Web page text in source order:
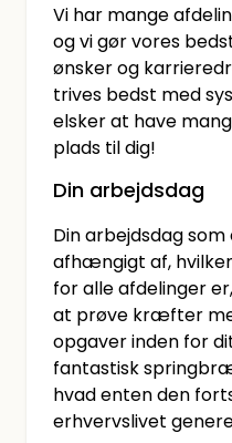
Vi har mange
og vi gør vores
ønsker og
trives bedst med
elsker at have
plads til dig!
Din arbejdsdag
Din arbejdsdag
afhængigt af,
for alle afdelinger
at prøve kræfter
opgaver inden for
fantastisk
hvad enten den
erhvervslivet